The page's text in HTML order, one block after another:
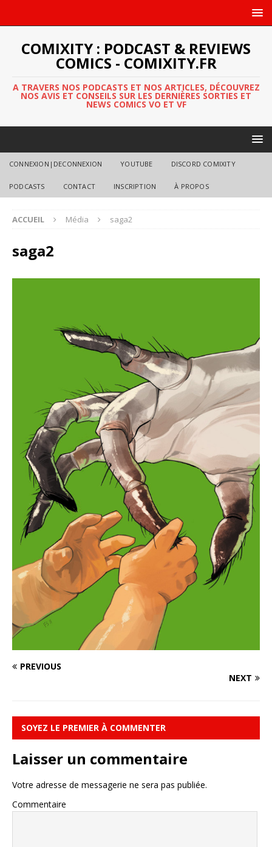
COMIXITY : PODCAST & REVIEWS
COMICS - COMIXITY.FR
A TRAVERS NOS PODCASTS ET NOS ARTICLES, DÉCOUVREZ
NOS AVIS ET CONSEILS SUR LES DERNIÈRES SORTIES ET
NEWS COMICS VO ET VF
CONNEXION|DECONNEXION YOUTUBE DISCORD COMIXITY
PODCASTS CONTACT INSCRIPTION À PROPOS
ACCUEIL Média saga2
saga2
PREVIOUS
NEXT
SOYEZ LE PREMIER À COMMENTER
Laisser un commentaire
Votre adresse de messagerie ne sera pas publiée.
Commentaire